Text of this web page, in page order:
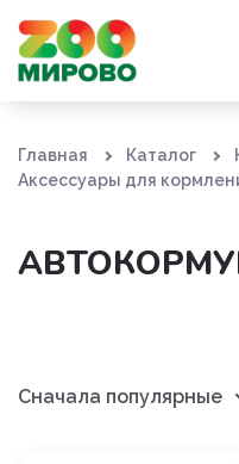
Главная Каталог
Аксессуары для
Сначала популярные